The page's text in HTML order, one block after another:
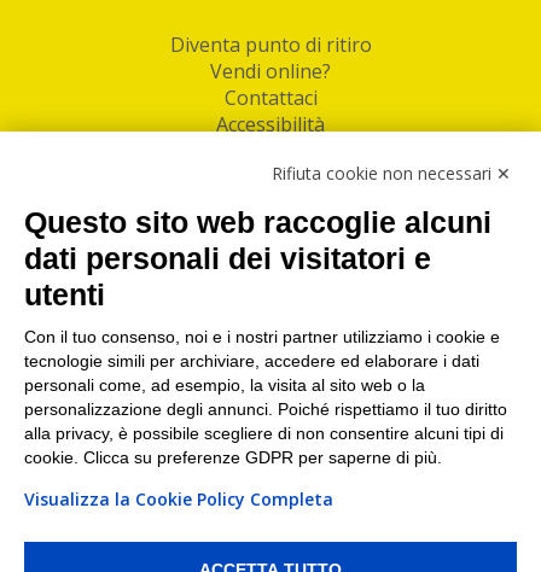
Diventa punto di ritiro
Vendi online?
Contattaci
Accessibilità
Facebook
Linkedin
I nostri punti di ritiro e spedizione pacchi nelle
maggiori città italiane
Torino|Milano|Roma|Bologna|Firenze| Genova
Napoli|Varese
PI/CF/N°Iscr.: 10821360012 | REA: RM 1494760 | Cap.Soc.: 50.000€ |
Whistleblowing|Privacy |Preferenze Cookies
Rifiuta cookie non necessari ✕
Questo sito web raccoglie alcuni
dati personali dei visitatori e
utenti
Con il tuo consenso, noi e i nostri partner utilizziamo i cookie e
tecnologie simili per archiviare, accedere ed elaborare i dati
personali come, ad esempio, la visita al sito web o la
personalizzazione degli annunci. Poiché rispettiamo il tuo diritto
alla privacy, è possibile scegliere di non consentire alcuni tipi di
cookie. Clicca su preferenze GDPR per saperne di più.
Visualizza la Cookie Policy Completa